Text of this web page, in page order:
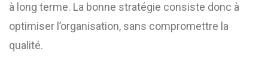
à long terme. La bonne stratégie consiste donc à
optimiser l’organisation, sans compromettre la
qualité.